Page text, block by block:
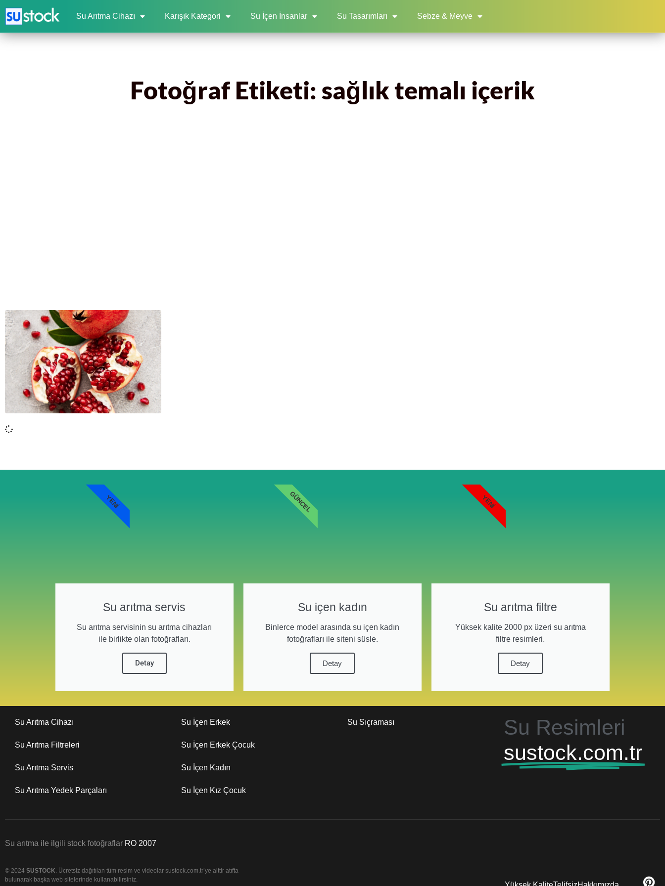
Su Arıtma Cihazı Karışık Kategori Su İçen İnsanlar Su Tasarımları Sebze & Meyve
Fotoğraf Etiketi: sağlık temalı içerik
Su arıtma servis
Su arıtma servisinin su arıtma cihazları
ile birlikte olan fotoğrafları.
Detay
YENI
Su içen kadın
Binlerce model arasında su içen kadın
fotoğrafları ile siteni süsle.
Detay
GÜNCEL
Su arıtma filtre
Yüksek kalite 2000 px üzeri su arıtma
filtre resimleri.
Detay
YENI
Su Arıtma Cihazı
Su Arıtma Filtreleri
Su Arıtma Servis
Su Arıtma Yedek Parçaları
Su İçen Erkek
Su İçen Erkek Çocuk
Su İçen Kadın
Su İçen Kız Çocuk
Su Sıçraması
Su Resimleri
sustock.com.tr
Su arıtma ile ilgili stock fotoğraflar RO 2007
© 2024 SUSTOCK. Ücretsiz dağıtılan tüm resim ve videolar sustock.com.tr’ye aittir atıfta
bulunarak başka web sitelerinde kullanabilirsiniz.